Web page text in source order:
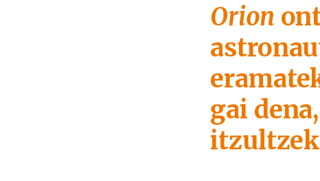
Orion
gai